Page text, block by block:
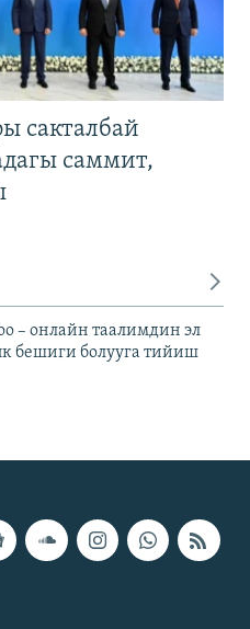
сакталбай
саммит,
– онлайн таалимдин эл
бешиги болууга тийиш